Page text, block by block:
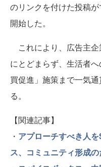
のリンクを付けた投稿
開始した。
これにより、広告主企
にとどまらず、生活者
買促進」施策まで一気
る。
【関連記事】
・ アプローチすべき人
ス、コミュニティ形成